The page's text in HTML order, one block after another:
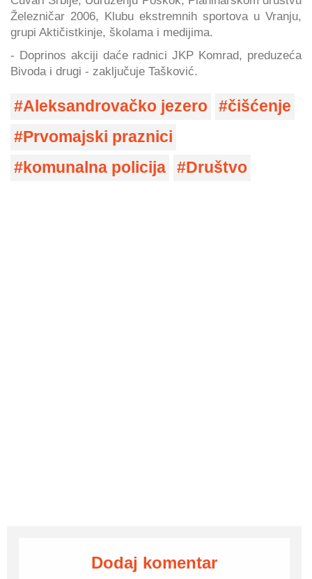
Železničar 2006, Klubu ekstremnih sportova u Vranju,
grupi Aktičistkinje, školama i medijima.
- Doprinos akciji daće radnici JKP Komrad, preduzeća
Bivoda i drugi - zaključuje Tašković.
Aleksandrovačko jezero
čišćenje
Prvomajski praznici
komunalna policija
Društvo
Dodaj komentar